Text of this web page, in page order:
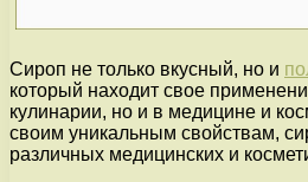
Сироп не только вкусный, но и
который находит свое
кулинарии, но и в медицине и
своим уникальным свойствам,
различных медицинских и